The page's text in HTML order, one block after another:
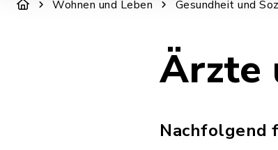
Wohnen und Leben Gesundheit und
Ärzte
Nachfolgend